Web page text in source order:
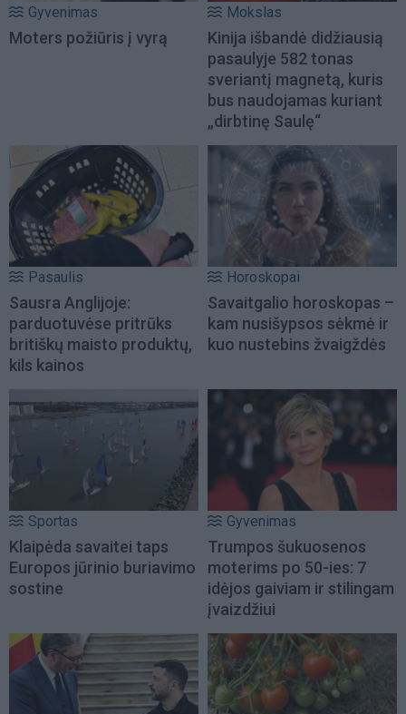
Gyvenimas
Moters požiūris į vyrą
Mokslas
Kinija išbandė didžiausią
pasaulyje 582 tonas
sveriantį magnetą, kuris
bus naudojamas kuriant
„dirbtinę Saulę“
Pasaulis
Sausra Anglijoje:
parduotuvėse pritrūks
britiškų maisto produktų,
kils kainos
Horoskopai
Savaitgalio horoskopas –
kam nusišypsos sėkmė ir
kuo nustebins žvaigždės
Sportas
Klaipėda savaitei taps
Europos jūrinio buriavimo
sostine
Gyvenimas
Trumpos šukuosenos
moterims po 50-ies: 7
idėjos gaiviam ir stilingam
įvaizdžiui